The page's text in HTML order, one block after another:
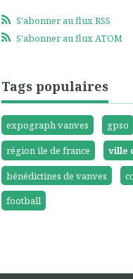
S'abonner au flux RSS
S'abonner au flux ATOM
Tags populaires
expograph vanves gpso
région ile de france
ville
bénédictines de vanves
football